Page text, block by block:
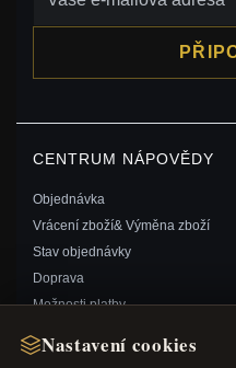
Nastavení cookies
CENTRUM NÁPOVĚDY
Objednávka
Vrácení zboží& Výměna zboží
Stav objednávky
Doprava
Možnosti platby
Kontaktujte nás